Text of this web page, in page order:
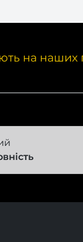
на наших